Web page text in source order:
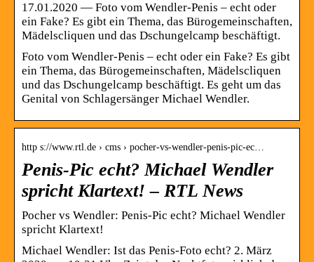
17.01.2020 — Foto vom Wendler-Penis – echt oder
ein Fake? Es gibt ein Thema, das Bürogemeinschaften,
Mädelscliquen und das Dschungelcamp beschäftigt.
Foto vom Wendler-Penis – echt oder ein Fake? Es gibt
ein Thema, das Bürogemeinschaften, Mädelscliquen
und das Dschungelcamp beschäftigt. Es geht um das
Genital von Schlagersänger Michael Wendler.
http s://www.rtl.de › cms › pocher-vs-wendler-penis-pic-ec…
Penis-Pic echt? Michael Wendler
spricht Klartext! – RTL News
Pocher vs Wendler: Penis-Pic echt? Michael Wendler
spricht Klartext!
Michael Wendler: Ist das Penis-Foto echt? 2. März